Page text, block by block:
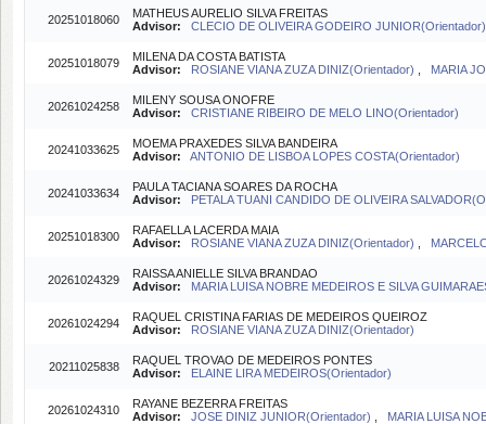
20251018060
MATHEUS AURELIO SILVA FREITAS
Advisor:
CLECIO DE OLIVEIRA GODEIRO JUNIOR(Orientador)
20251018079
MILENA DA COSTA BATISTA
Advisor:
ROSIANE VIANA ZUZA DINIZ(Orientador) MARIA
20261024258
MILENY SOUSA ONOFRE
Advisor:
CRISTIANE RIBEIRO DE MELO LINO(Orientador)
20241033625
MOEMA PRAXEDES SILVA BANDEIRA
Advisor:
ANTONIO DE LISBOA LOPES COSTA(Orientador)
20241033634
PAULA TACIANA SOARES DA ROCHA
Advisor:
PETALA TUANI CANDIDO DE OLIVEIRA
20251018300
RAFAELLA LACERDA MAIA
Advisor:
ROSIANE VIANA ZUZA DINIZ(Orientador)
20261024329
RAISSA ANIELLE SILVA BRANDAO
Advisor:
MARIA LUISA NOBRE MEDEIROS E SILVA
20261024294
RAQUEL CRISTINA FARIAS DE MEDEIROS QUEIROZ
Advisor:
ROSIANE VIANA ZUZA DINIZ(Orientador)
20211025838
RAQUEL TROVAO DE MEDEIROS PONTES
Advisor:
ELAINE LIRA MEDEIROS(Orientador)
20261024310
RAYANE BEZERRA FREITAS
Advisor:
JOSE DINIZ JUNIOR(Orientador) MARIA LUISA